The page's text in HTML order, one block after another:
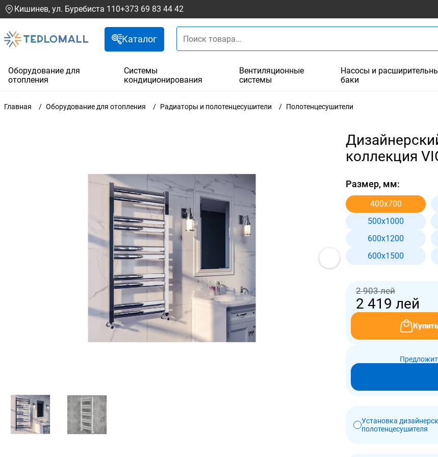
Кишинев, ул. Буребиста 110+373 69 83 44 42
Каталог
Оборудование для
отопления
Системы
кондиционирования
Вентиляционные
системы
Насосы и
баки
Главная Оборудование для отопления Радиаторы и полотенцесушители Полотенцесушители
коллекция
Размер, мм:
400x700
500x1000
600x1200
600x1500
2 903 лей
2 419 лей
Установка
полотенцесушителя